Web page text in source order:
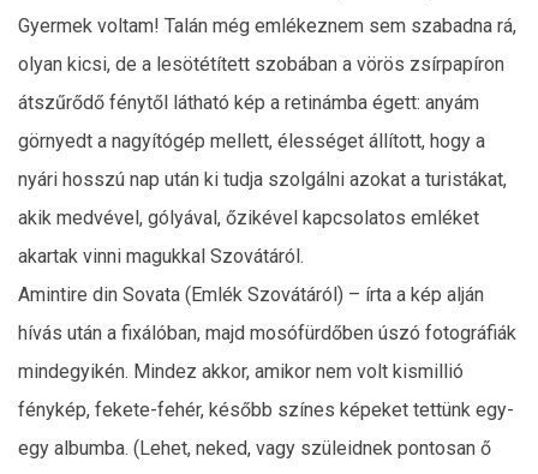
Gyermek voltam! Talán még emlékeznem sem szabadna rá,
olyan kicsi, de a lesötétített szobában a vörös zsírpapíron
átszűrődő fénytől látható kép a retinámba égett: anyám
görnyedt a nagyítógép mellett, élességet állított, hogy a
nyári hosszú nap után ki tudja szolgálni azokat a turistákat,
akik medvével, gólyával, őzikével kapcsolatos emléket
akartak vinni magukkal Szovátáról.
Amintire din Sovata (Emlék Szovátáról) – írta a kép alján
hívás után a fixálóban, majd mosófürdőben úszó fotográfiák
mindegyikén. Mindez akkor, amikor nem volt kismillió
fénykép, fekete-fehér, később színes képeket tettünk egy-
egy albumba. (Lehet, neked, vagy szüleidnek pontosan ő